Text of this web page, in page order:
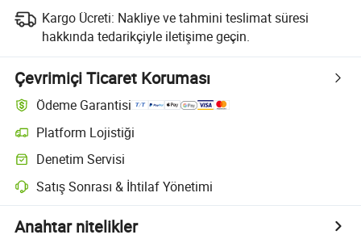
Kargo Ücreti: Nakliye ve tahmini teslimat süresi
hakkında tedarikçiyle iletişime geçin.
Çevrimiçi Ticaret Koruması
Ödeme Garantisi
Platform Lojistiği
Denetim Servisi
Satış Sonrası & İhtilaf Yönetimi
Anahtar nitelikler